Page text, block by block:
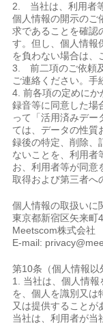
2. 当社は、利用者
個人情報の開示のご
求であることを確認
す。但し、個人情報
を負わない場合は、
3. 前二項のご依頼
ご連絡ください。手
4. 前各項の定めにか
録音等に同意した場
って「活用済みデー
ては、データの性質
録後の特定、削除、
ないことを、利用者
お、利用者等が同意
取得および第三者へ
個人情報の取扱いに
東京都新宿区矢来町
Meetscom株式会社
E-mail:
第10条（個人情報以
1. 当社は、個人情
を、個人を識別又は
又は提供することが
当社は、利用者が当